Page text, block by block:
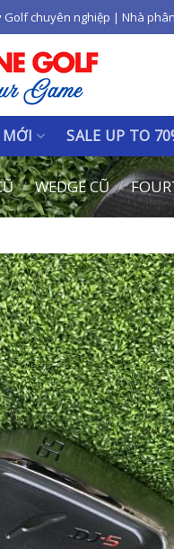
chuyên nghiệp | Nhà
MỚI SALE UP TO
/ WEDGE CŨ /